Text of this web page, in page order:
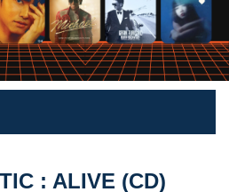
: ALIVE (CD)